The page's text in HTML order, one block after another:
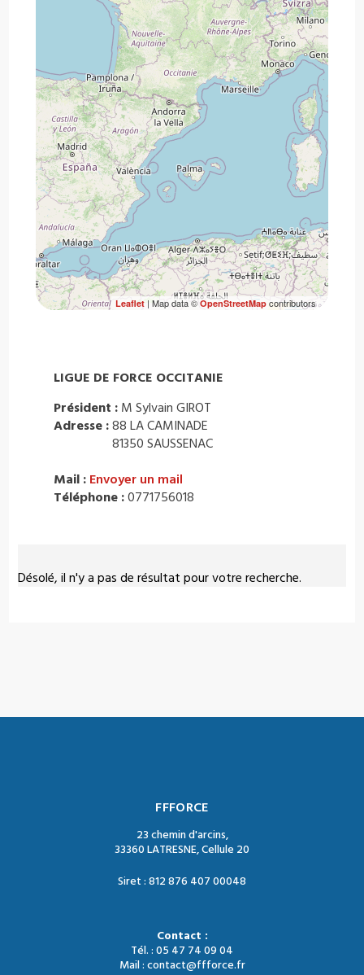
Désolé, il n'y a pas de résultat pour votre recherche.
Leaflet| Map data ©OpenStreetMapcontributors
LIGUE DE FORCE OCCITANIE
Président : M Sylvain GIROT
Adresse :88 LA CAMINADE
81350 SAUSSENAC
Mail : Envoyer un mail
Téléphone :0771756018
FFFORCE
23 chemin d'arcins,
33360 LATRESNE, Cellule 20
Siret : 812 876 407 00048
Contact :
Tél. : 05 47 74 09 04
Mail : contact@ffforce.fr